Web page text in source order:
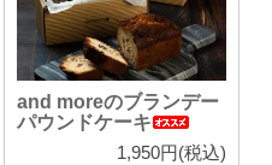
and moreのブランデー
パウンドケーキ
1,950円(税込)